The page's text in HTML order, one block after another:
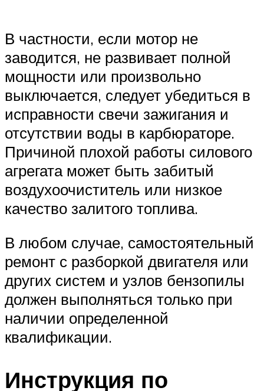
В частности, если мотор не
заводится, не развивает полной
мощности или произвольно
выключается, следует убедиться в
исправности свечи зажигания и
отсутствии воды в карбюраторе.
Причиной плохой работы силового
агрегата может быть забитый
воздухоочиститель или низкое
качество залитого топлива.
В любом случае, самостоятельный
ремонт с разборкой двигателя или
других систем и узлов бензопилы
должен выполняться только при
наличии определенной
квалификации.
Инструкция по